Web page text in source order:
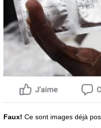
Faux! Ce sont images déjà